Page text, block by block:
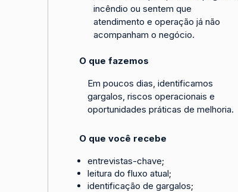
incêndio ou sentem que
atendimento e operação já não
acompanham o negócio.
O que fazemos
Em poucos dias, identificamos
gargalos, riscos operacionais e
oportunidades práticas de melhoria.
O que você recebe
entrevistas-chave;
leitura do fluxo atual;
identificação de gargalos;